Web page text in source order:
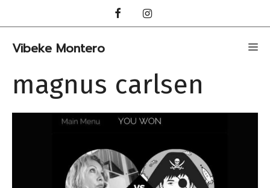
til
innhold
Vibeke Montero
magnus carlsen